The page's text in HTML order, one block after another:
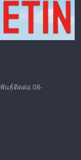
นธ์ติดต่อ 08-